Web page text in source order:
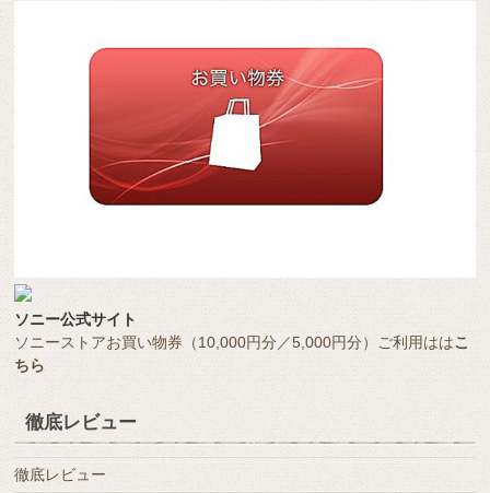
ソニー公式サイト
ソニーストアお買い物券（10,000円分／5,000円分）ご利用ははこ
ちら
徹底レビュー
徹底レビュー